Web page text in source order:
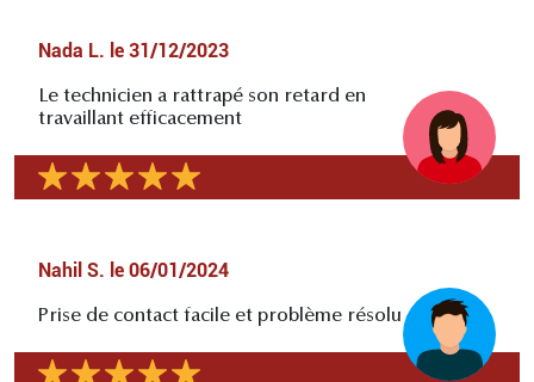
Nada L. le 31/12/2023
Le technicien a rattrapé son retard en
travaillant efficacement
Nahil S. le 06/01/2024
Prise de contact facile et problème résolu